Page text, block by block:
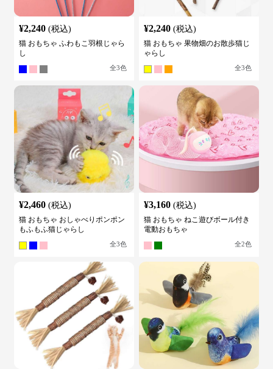
¥2,240 (税込)
猫 おもちゃ ふわもこ羽根じゃら
し
全3色
¥2,240 (税込)
猫 おもちゃ 果物畑のお散歩猫じ
ゃらし
全3色
¥2,460 (税込)
猫 おもちゃ おしゃべりポンポン
もふもふ猫じゃらし
全3色
¥3,160 (税込)
猫 おもちゃ ねこ遊びボール付き
電動おもちゃ
全2色